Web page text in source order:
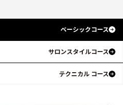
ベーシックコース
サロンスタイルコース
テクニカル コース